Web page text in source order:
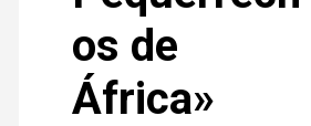
os de
África»